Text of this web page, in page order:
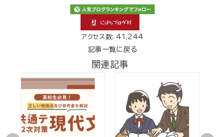
アクセス数: 41,244
記事一覧に戻る
関連記事